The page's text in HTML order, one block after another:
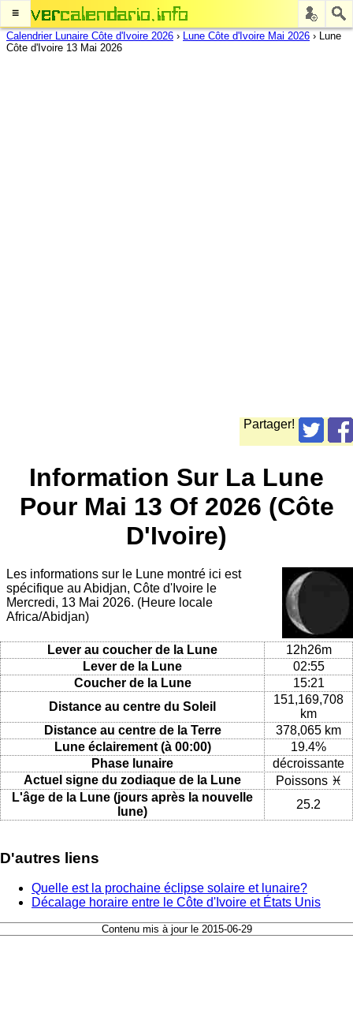
≡
Calendrier Lunaire Côte d'Ivoire 2026 › Lune Côte d'Ivoire Mai 2026 › Lune
Côte d'Ivoire 13 Mai 2026
Partager!
Information Sur La Lune
Pour Mai 13 Of 2026 (Côte
D'Ivoire)
Les informations sur le Lune montré ici est
spécifique au Abidjan, Côte d'Ivoire le
Mercredi, 13 Mai 2026. (Heure locale
Africa/Abidjan)
Lever au coucher de la Lune
12h26m
Lever de la Lune
02:55
Coucher de la Lune
15:21
Distance au centre du Soleil
151,169,708
km
Distance au centre de la Terre
378,065 km
Lune éclairement (à 00:00)
19.4%
Phase lunaire
décroissante
Actuel signe du zodiaque de la Lune
Poissons ♓
L'âge de la Lune (jours après la nouvelle
lune)
25.2
D'autres liens
Quelle est la prochaine éclipse solaire et lunaire?
Décalage horaire entre le Côte d'Ivoire et États Unis
Contenu mis à jour le 2015-06-29